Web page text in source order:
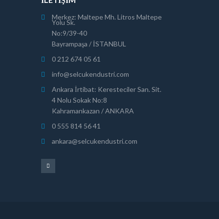
Merkez: Maltepe Mh. Litros Maltepe
Yolu Sk.
No:9/39-40
Bayrampaşa / İSTANBUL
0 212 674 05 61
info@selcukendustri.com
Ankara İrtibat: Keresteciler San. Sit.
4 Nolu Sokak No:8
Kahramankazan / ANKARA
0 555 814 56 41
ankara@selcukendustri.com